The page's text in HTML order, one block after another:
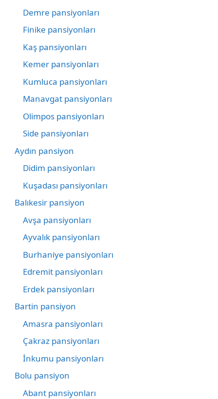
Demre pansiyonları
Finike pansiyonları
Kaş pansiyonları
Kemer pansiyonları
Kumluca pansiyonları
Manavgat pansiyonları
Olimpos pansiyonları
Side pansiyonları
Aydın pansiyon
Didim pansiyonları
Kuşadası pansiyonları
Balıkesir pansiyon
Avşa pansiyonları
Ayvalık pansiyonları
Burhaniye pansiyonları
Edremit pansiyonları
Erdek pansiyonları
Bartin pansiyon
Amasra pansiyonları
Çakraz pansiyonları
İnkumu pansiyonları
Bolu pansiyon
Abant pansiyonları